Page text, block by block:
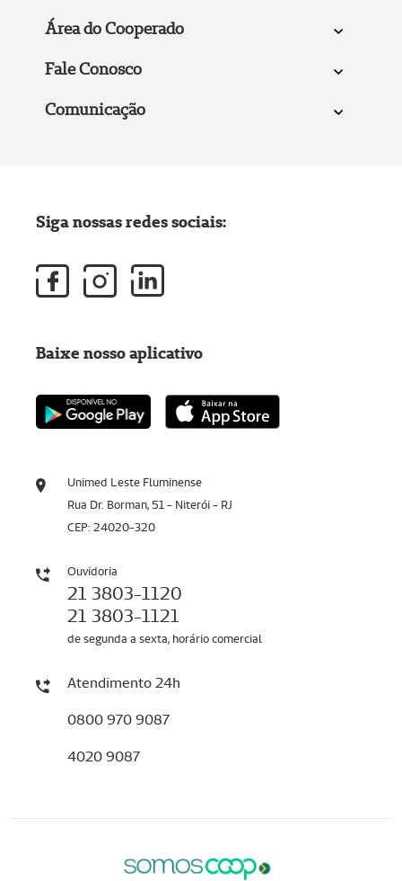
Área do Cooperado
Fale Conosco
Comunicação
Unimed Leste Fluminense
Rua Dr. Borman, 51 - Niterói - RJ
CEP: 24020-320
Ouvidoria
21 3803-1120
21 3803-1121
de segunda a sexta, horário comercial
Atendimento 24h
0800 970 9087
4020 9087
Siga nossas redes sociais:
Baixe nosso aplicativo